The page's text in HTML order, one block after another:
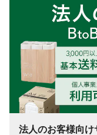
法人のお客様向け